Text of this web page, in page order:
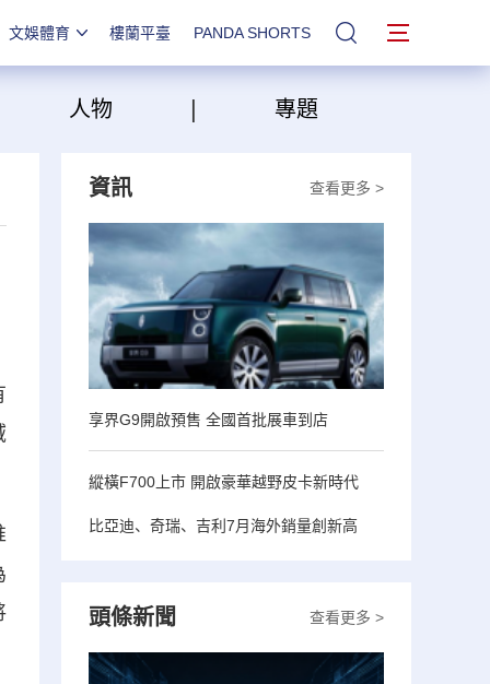
文娛體育 樓蘭平臺 PANDA SHORTS 站內搜索
人物 | 專題
查看更多 >
資訊
享界G9開啟預售 全國首批展車到店
縱橫F700上市 開啟豪華越野皮卡新時代
比亞迪、奇瑞、吉利7月海外銷量創新高
查看更多 >
頭條新聞